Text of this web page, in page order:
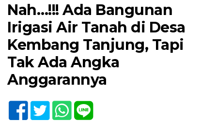
Nah…!!! Ada Bangunan
Irigasi Air Tanah di Desa
Kembang Tanjung, Tapi
Tak Ada Angka
Anggarannya